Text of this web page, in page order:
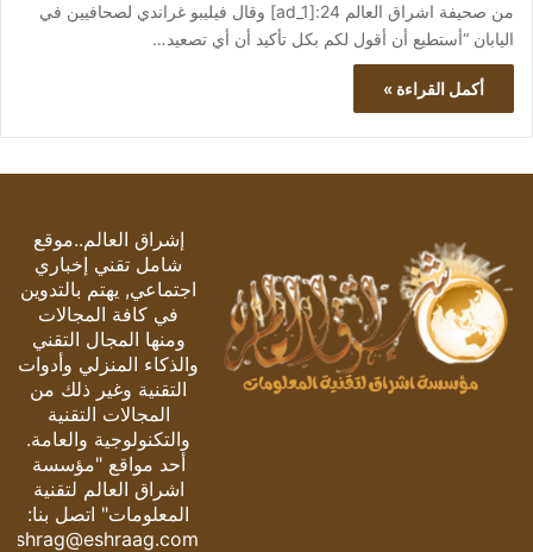
من صحيفة اشراق العالم 24:[ad_1] وقال فيليبو غراندي لصحافيين في
اليابان “أستطيع أن أقول لكم بكل تأكيد أن أي تصعيد…
أكمل القراءة »
إشراق العالم..موقع
شامل تقني إخباري
اجتماعي, يهتم بالتدوين
في كافة المجالات
ومنها المجال التقني
والذكاء المنزلي وأدوات
التقنية وغير ذلك من
المجالات التقنية
والتكنولوجية والعامة.
أحد مواقع "مؤسسة
اشراق العالم لتقنية
المعلومات" اتصل بنا:
eshrag@eshraag.com